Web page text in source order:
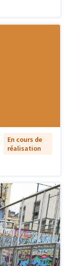
En cours de
réalisation